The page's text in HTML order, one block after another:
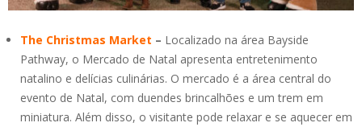
The Christmas Market – Localizado na área Bayside
Pathway, o Mercado de Natal apresenta entretenimento
natalino e delícias culinárias. O mercado é a área central do
evento de Natal, com duendes brincalhões e um trem em
miniatura. Além disso, o visitante pode relaxar e se aquecer em